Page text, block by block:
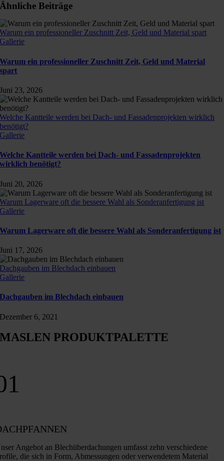
Ähnliche Beiträge
Warum ein professioneller Zuschnitt Zeit, Geld und Material spart
Gallerie
Warum ein professioneller Zuschnitt Zeit, Geld und Material
spart
Juni 23, 2026
Welche Kantteile werden bei Dach- und Fassadenprojekten wirklich
benötigt?
Gallerie
Welche Kantteile werden bei Dach- und Fassadenprojekten
wirklich benötigt?
Juni 20, 2026
Warum Lagerware oft die bessere Wahl als Sonderanfertigung ist
Gallerie
Warum Lagerware oft die bessere Wahl als Sonderanfertigung ist
Juni 17, 2026
Dachgauben im Blechdach einbauen
Gallerie
Dachgauben im Blechdach einbauen
Dezember 6, 2021
MASLEN PRODUKTPALETTE
Angebot an Blechüberdachungen umfasst zehn verschiedene
die sich in Form, Abmessungen oder verwendetem Material